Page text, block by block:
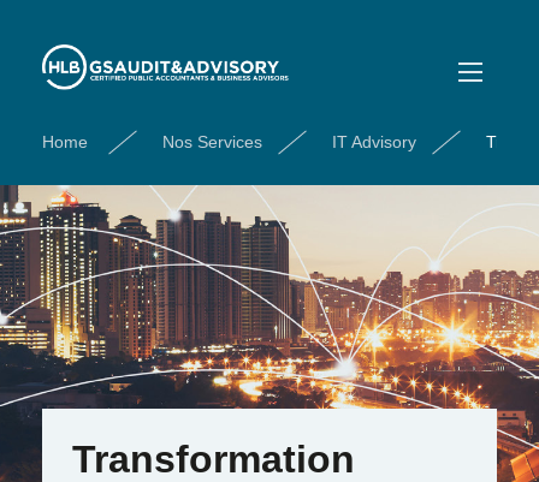
Home Nos Services IT Advisory
Transformation